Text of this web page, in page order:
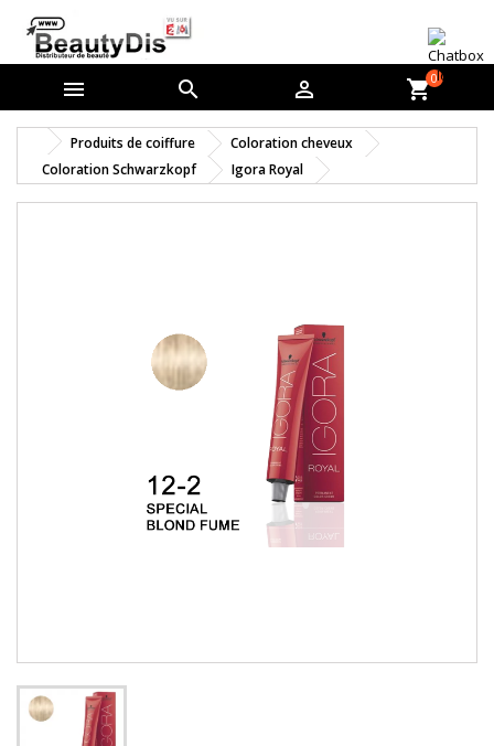
   shopping_cart0
Produits de coiffure
Coloration cheveux
Coloration Schwarzkopf
Igora Royal